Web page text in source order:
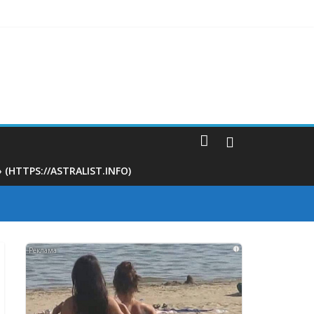
400 тыс рублей
ASTRALIST.INFO)
i